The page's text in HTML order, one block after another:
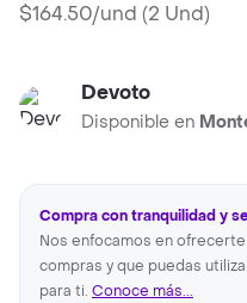
$164.50/und (2 Und)
Devoto
Disponible en
Compra con tranquilidad y
Nos enfocamos en
compras y que puedas
para ti. Conoce más...